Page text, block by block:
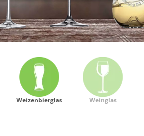
Weizenbierglas Weinglas